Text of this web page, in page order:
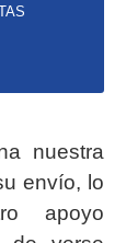
nuestra
envío, lo
apoyo